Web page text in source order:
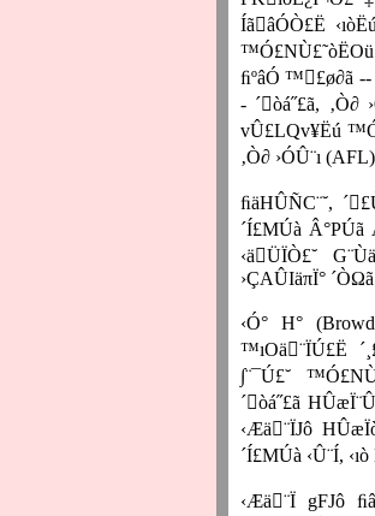
ÍãâÓÒ£Ë
ﬁºâÓ ™£ø∂ã
- ´òá˝£ã, ‚Ò∂
vÛ£LQv¥Ëú
‚Ò∂ ›ÓÛ¨ı (AFL)
ﬁäHÛÑC¨˘,
´Í£MÚà Â°PÚã
‹äÜÏÒ£˘
›ÇAÛIäπÏ°
‹Ó° H°
™ıOä¨ÏÚ£Ë
∫¨¯Ú£˘
´òá˝£ã
‹Æä¨ÏJô
´Í£MÚà ‹Û¨Í,
‹Æä¨Ï gFJô